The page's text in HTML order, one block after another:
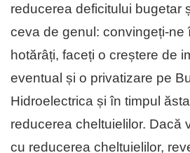
reducerea deficitului bugetar
ceva de genul: convingeți-ne
hotărâți, faceți o creștere de
eventual și o privatizare pe
Hidroelectrica și în timpul
reducerea cheltuielilor. Dacă
cu reducerea cheltuielilor,